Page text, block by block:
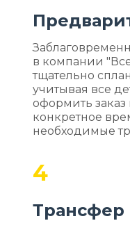
в компании
тщательно
учитывая все
оформить заказ
конкретное
необходимые
4
Трансфер